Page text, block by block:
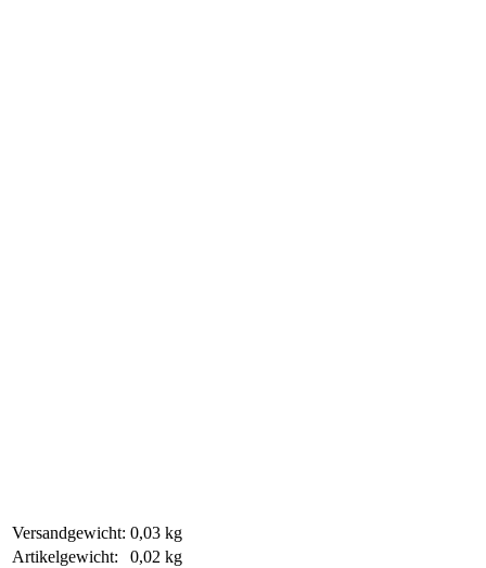
Versandgewicht: 0,03 kg
Artikelgewicht:
0,02 kg